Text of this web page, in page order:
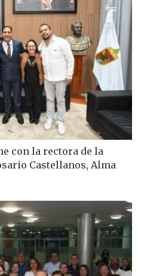
con la rectora de la
Castellanos, Alma